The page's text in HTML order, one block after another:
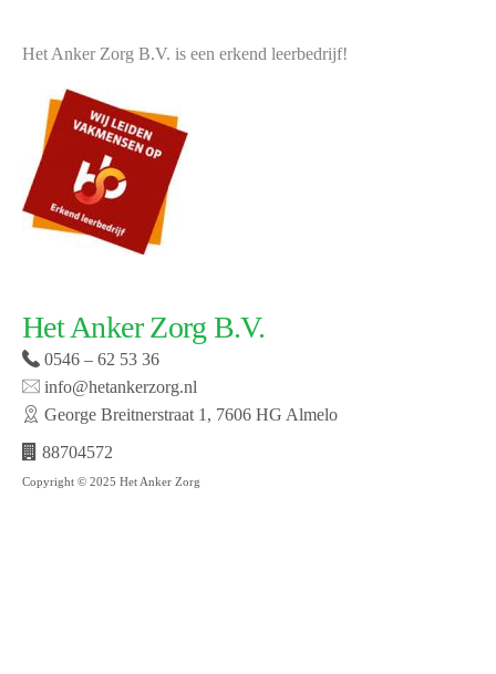
Het Anker Zorg B.V. is een erkend leerbedrijf!
Het Anker Zorg B.V.
0546 – 62 53 36
info@hetankerzorg.nl
George Breitnerstraat 1, 7606 HG Almelo
88704572
Copyright © 2025 Het Anker Zorg